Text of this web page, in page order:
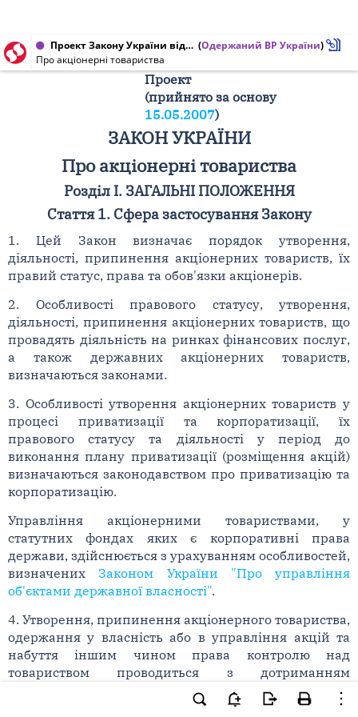
Проект Закону України від 23.11.2007 № 952 (Одержаний ВР України)
Про акціонерні товариства